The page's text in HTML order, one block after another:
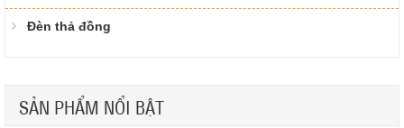
Đèn thả đồng
SẢN PHẨM NỔI BẬT